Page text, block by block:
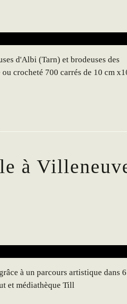
d'Albi (Tarn) et brodeuses des
crocheté 700 carrés de 10 cm
à
à un parcours artistique dans 6
et médiathèque Till